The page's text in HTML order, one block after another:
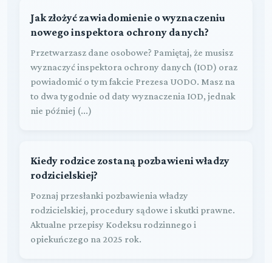
Jak złożyć zawiadomienie o wyznaczeniu
nowego inspektora ochrony danych?
Przetwarzasz dane osobowe? Pamiętaj, że musisz
wyznaczyć inspektora ochrony danych (IOD) oraz
powiadomić o tym fakcie Prezesa UODO. Masz na
to dwa tygodnie od daty wyznaczenia IOD, jednak
nie później (...)
Kiedy rodzice zostaną pozbawieni władzy
rodzicielskiej?
Poznaj przesłanki pozbawienia władzy
rodzicielskiej, procedury sądowe i skutki prawne.
Aktualne przepisy Kodeksu rodzinnego i
opiekuńczego na 2025 rok.